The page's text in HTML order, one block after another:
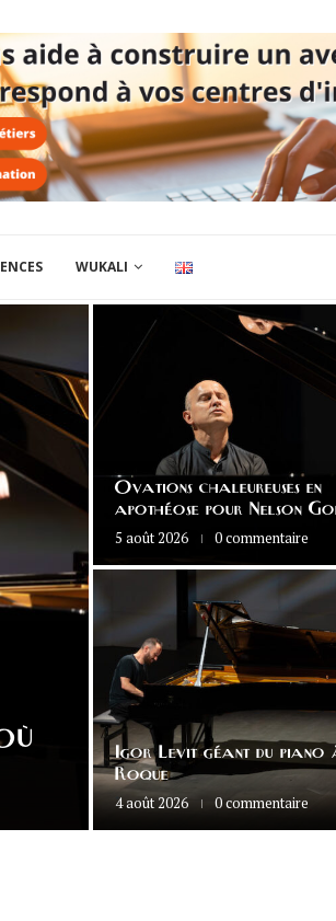
WUKALI
Ovations chaleureuses en
apothéose pour Nelson
5 août 2026 0 commentaire
Igor Levit géant du piano
Roque
4 août 2026 0 commentaire